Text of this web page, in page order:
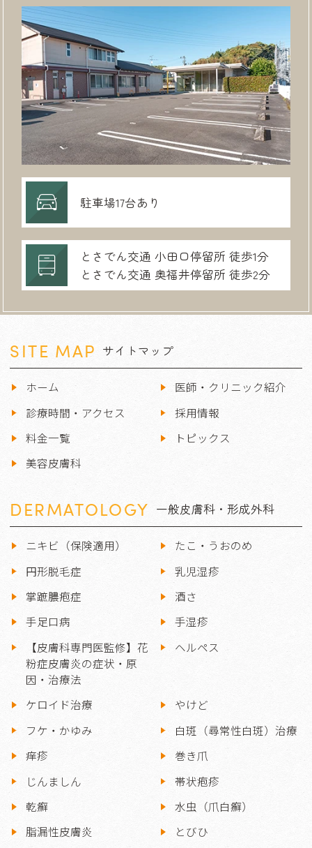
駐車場17台あり
とさでん交通 小田口停留所 徒歩1分
とさでん交通 奥福井停留所 徒歩2分
SITE MAP サイトマップ
ホーム
医師・クリニック紹介
診療時間・アクセス
採用情報
料金一覧
トピックス
美容皮膚科
DERMATOLOGY 一般皮膚科・形成外科
ニキビ（保険適用）
たこ・うおのめ
円形脱毛症
乳児湿疹
掌蹠膿疱症
酒さ
手足口病
手湿疹
【皮膚科専門医監修】花
粉症皮膚炎の症状・原
因・治療法
ヘルペス
ケロイド治療
やけど
フケ・かゆみ
白斑（尋常性白斑）治療
痒疹
巻き爪
じんましん
帯状疱疹
乾癬
水虫（爪白癬）
脂漏性皮膚炎
とびひ